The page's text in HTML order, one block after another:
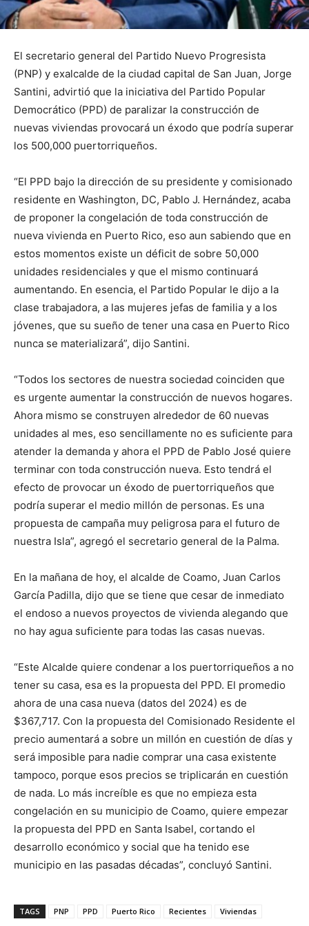
El secretario general del Partido Nuevo Progresista
(PNP) y exalcalde de la ciudad capital de San Juan, Jorge
Santini, advirtió que la iniciativa del Partido Popular
Democrático (PPD) de paralizar la construcción de
nuevas viviendas provocará un éxodo que podría superar
los 500,000 puertorriqueños.
“El PPD bajo la dirección de su presidente y comisionado
residente en Washington, DC, Pablo J. Hernández, acaba
de proponer la congelación de toda construcción de
nueva vivienda en Puerto Rico, eso aun sabiendo que en
estos momentos existe un déficit de sobre 50,000
unidades residenciales y que el mismo continuará
aumentando. En esencia, el Partido Popular le dijo a la
clase trabajadora, a las mujeres jefas de familia y a los
jóvenes, que su sueño de tener una casa en Puerto Rico
nunca se materializará”, dijo Santini.
“Todos los sectores de nuestra sociedad coinciden que
es urgente aumentar la construcción de nuevos hogares.
Ahora mismo se construyen alrededor de 60 nuevas
unidades al mes, eso sencillamente no es suficiente para
atender la demanda y ahora el PPD de Pablo José quiere
terminar con toda construcción nueva. Esto tendrá el
efecto de provocar un éxodo de puertorriqueños que
podría superar el medio millón de personas. Es una
propuesta de campaña muy peligrosa para el futuro de
nuestra Isla”, agregó el secretario general de la Palma.
En la mañana de hoy, el alcalde de Coamo, Juan Carlos
García Padilla, dijo que se tiene que cesar de inmediato
el endoso a nuevos proyectos de vivienda alegando que
no hay agua suficiente para todas las casas nuevas.
“Este Alcalde quiere condenar a los puertorriqueños a no
tener su casa, esa es la propuesta del PPD. El promedio
ahora de una casa nueva (datos del 2024) es de
$367,717. Con la propuesta del Comisionado Residente el
precio aumentará a sobre un millón en cuestión de días y
será imposible para nadie comprar una casa existente
tampoco, porque esos precios se triplicarán en cuestión
de nada. Lo más increíble es que no empieza esta
congelación en su municipio de Coamo, quiere empezar
la propuesta del PPD en Santa Isabel, cortando el
desarrollo económico y social que ha tenido ese
municipio en las pasadas décadas”, concluyó Santini.
TAGS PNP PPD Puerto Rico Recientes Viviendas